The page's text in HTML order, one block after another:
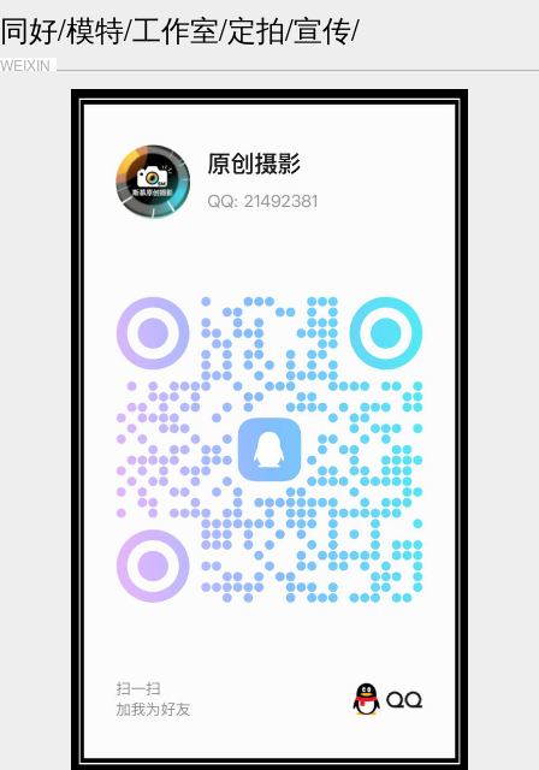
同好/模特/工作室/定拍/宣传/
WEIXIN